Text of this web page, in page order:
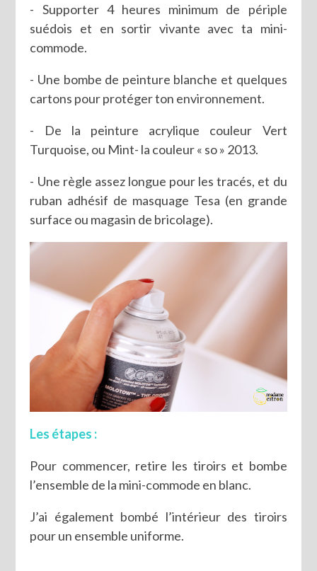
- Supporter 4 heures minimum de périple
suédois et en sortir vivante avec ta mini-
commode.
- Une bombe de peinture blanche et quelques
cartons pour protéger ton environnement.
- De la peinture acrylique couleur Vert
Turquoise, ou Mint- la couleur « so » 2013.
- Une règle assez longue pour les tracés, et du
ruban adhésif de masquage Tesa (en grande
surface ou magasin de bricolage).
Les étapes :
Pour commencer, retire les tiroirs et bombe
l’ensemble de la mini-commode en blanc.
J’ai également bombé l’intérieur des tiroirs
pour un ensemble uniforme.